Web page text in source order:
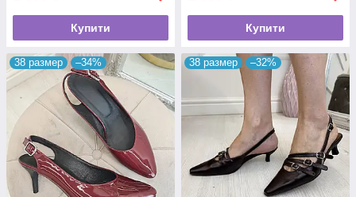
Купити Купити
38 размер –34% 38 размер –32%